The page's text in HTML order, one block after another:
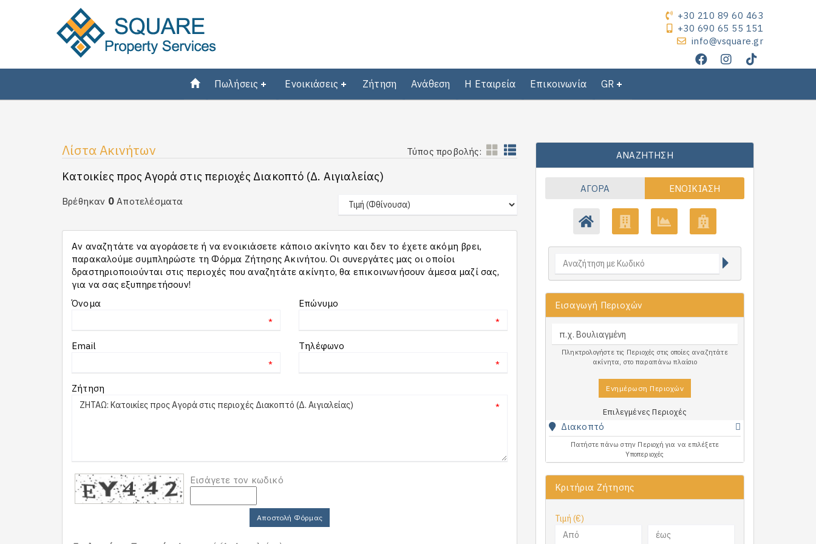
+30 210 89 60 463
+30 690 65 55 151
info@vsquare.gr
Πωλήσεις Ενοικιάσεις Ζήτηση Ανάθεση Η Εταιρεία Επικοινωνία GR
Λίστα Ακινήτων Τύπος προβολής:
Κατοικίες προς Αγορά στις περιοχές Διακοπτό (Δ. Αιγιαλείας)
Βρέθηκαν 0 Αποτελέσματα
Αν αναζητάτε να αγοράσετε ή να ενοικιάσετε κάποιο ακίνητο και δεν το έχετε ακόμη βρει,
παρακαλούμε συμπληρώστε τη Φόρμα Ζήτησης Ακινήτου. Οι συνεργάτες μας οι οποίοι
δραστηριοποιούνται στις περιοχές που αναζητάτε ακίνητο, θα επικοινωνήσουν άμεσα μαζί σας,
για να σας εξυπηρετήσουν!
Όνομα
*
Email
*
Επώνυμο
*
Τηλέφωνο
*
Ζήτηση
*
Εισάγετε τον κωδικό
Αποστολή Φόρμας
ΑΝΑΖΉΤΗΣΗ
ΑΓΟΡΆ ΕΝΟΙΚΊΑΣΗ
Εισαγωγή Περιοχών
Πληκτρολογήστε τις Περιοχές στις οποίες αναζητάτε
ακίνητα, στο παραπάνω πλαίσιο
Ενημέρωση Περιοχών
Επιλεγμένες Περιοχές
Διακοπτό
Πατήστε πάνω στην Περιοχή για να επιλέξετε
Υποπεριοχές
Κριτήρια Ζήτησης
Τιμή (€)